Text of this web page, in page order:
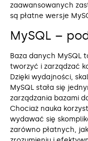
zaawansowanych
są płatne wersje
MySQL –
Baza danych MySQL
tworzyć i zarządzać
Dzięki wydajności,
MySQL stała się
zarządzania bazami
Chociaż nauka
wydawać się
zarówno płatnych,